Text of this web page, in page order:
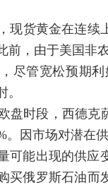
货黄金在连续
前，由于美国非
尽管宽松预期
时段，西德克
。因市场对潜在
能出现的供应
买俄罗斯石油而